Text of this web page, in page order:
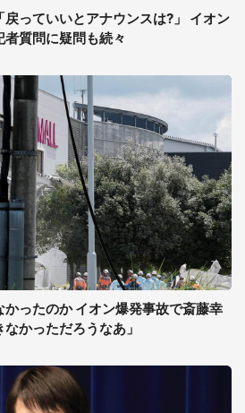
戻っていいとアナウンスは?」 イオン
質問に疑問も続々
ったのか イオン爆発事故で斎藤幸
かっただろうなあ」